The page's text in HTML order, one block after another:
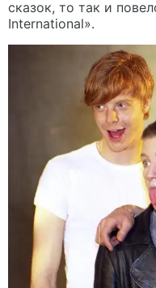
сказок, то так и
International».